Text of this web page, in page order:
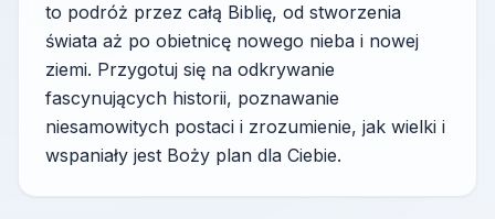
to podróż przez całą Biblię, od stworzenia
świata aż po obietnicę nowego nieba i nowej
ziemi. Przygotuj się na odkrywanie
fascynujących historii, poznawanie
niesamowitych postaci i zrozumienie, jak wielki i
wspaniały jest Boży plan dla Ciebie.